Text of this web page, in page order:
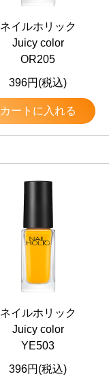
ネイルホリック
Juicy color
OR205
396円(税込)
カートに入れる
ネイルホリック
Juicy color
YE503
396円(税込)